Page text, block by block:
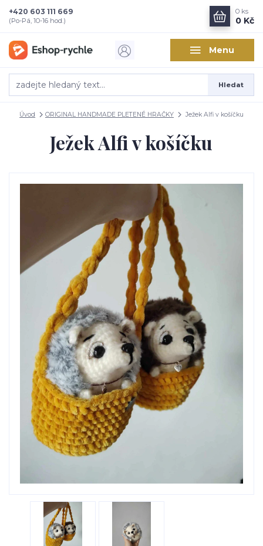
Menu
Hledat
+420 603 111 669
(Po-Pá, 10-16 hod.)
0 ks
0 Kč
Úvod ORIGINAL HANDMADE PLETENÉ HRAČKY Ježek Alfi v košíčku
Ježek Alfi v košíčku